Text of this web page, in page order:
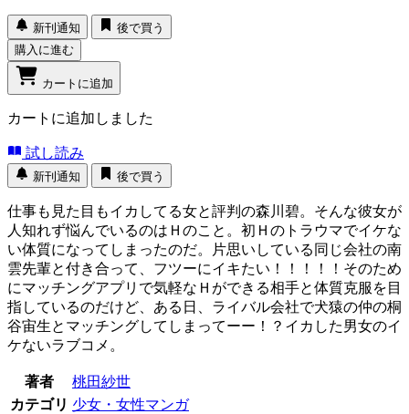
新刊通知
後で買う
購入に進む
カートに追加
カートに追加しました
試し読み
新刊通知 後で買う
仕事も見た目もイカしてる女と評判の森川碧。そんな彼女が
人知れず悩んでいるのはＨのこと。初Ｈのトラウマでイケな
い体質になってしまったのだ。片思いしている同じ会社の南
雲先輩と付き合って、フツーにイキたい！！！！！そのため
にマッチングアプリで気軽なＨができる相手と体質克服を目
指しているのだけど、ある日、ライバル会社で犬猿の仲の桐
谷宙生とマッチングしてしまってーー！？イカした男女のイ
ケないラブコメ。
著者
桃田紗世
カテゴリ 少女・女性マンガ